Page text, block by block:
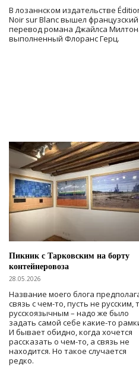
В лозаннском издательстве
Noir sur Blanc вышел французский
перевод романа Джайлса
выполненный Флоранс Герц.
Пикник с Тарковским на борту
контейнеровоза
28.05.2026
Название моего блога
связь с чем-то, пусть не русским,
русскоязычным – надо же было
задать самой себе какие-то
И бывает обидно, когда хочется
рассказать о чем-то, а связь не
находится. Но такое случается
редко.